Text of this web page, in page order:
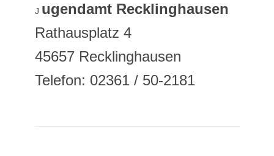
J ugendamt Recklinghausen
Rathausplatz 4
45657 Recklinghausen
Telefon: 02361 / 50-2181